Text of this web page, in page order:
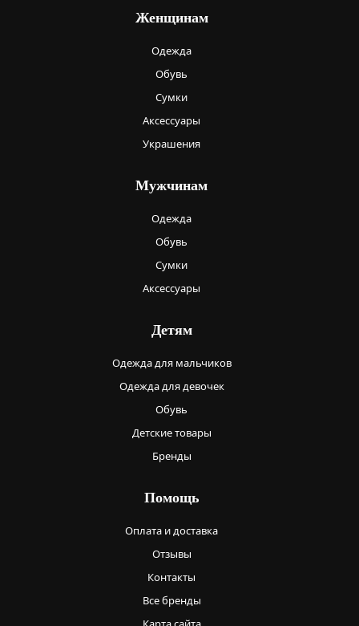
Женщинам
Одежда
Обувь
Сумки
Аксессуары
Украшения
Мужчинам
Одежда
Обувь
Сумки
Аксессуары
Детям
Одежда для мальчиков
Одежда для девочек
Обувь
Детские товары
Бренды
Помощь
Оплата и доставка
Отзывы
Контакты
Все бренды